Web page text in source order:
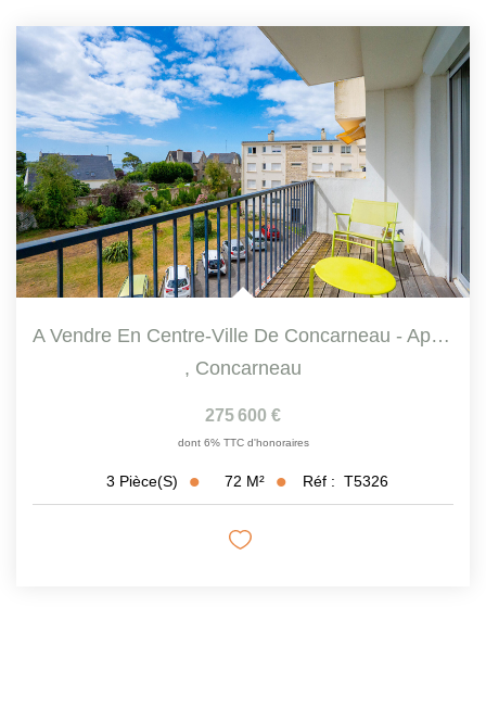
A Vendre En Centre-Ville De Concarneau - Appartement 3...
, Concarneau
275 600 €
dont 6% TTC d'honoraires
3 Pièce(s) 72 M² Réf : T5326